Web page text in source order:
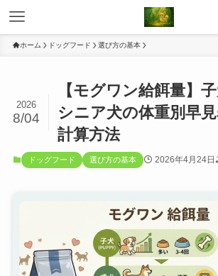
ホーム ドッグフード 選び方の基本
【モグワン給餌量】
シニア犬の体重別早
計算方法
2026
8/04
ドッグフード 選び方の基本 2026年4月24日